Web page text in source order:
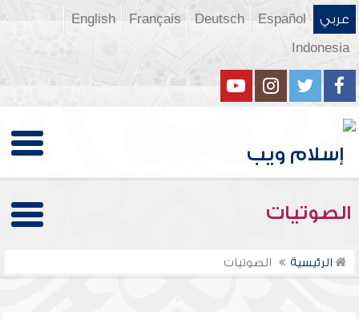
عربي Español
Deutsch
Français
English
Indonesia
الصوتيات
الرئيسية الصوتيات